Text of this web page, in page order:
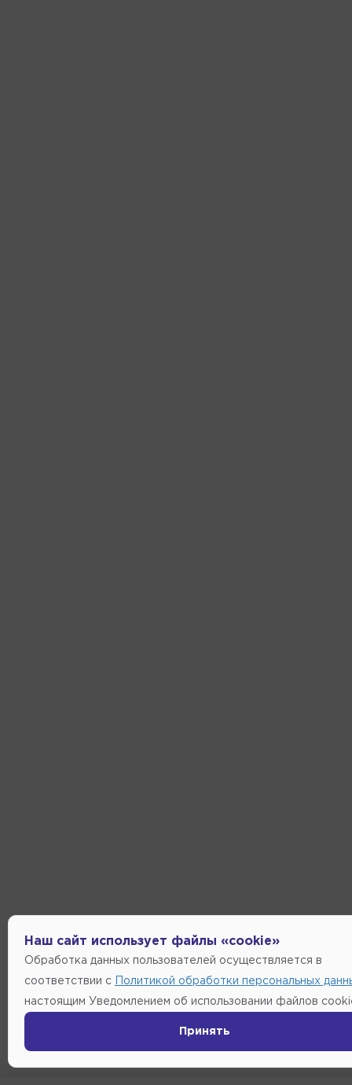
Наш сайт использует файлы «cookie»
Обработка данных пользователей осуществляется в
соответствии с Политикой обработки персональных
настоящим Уведомлением об использовании файлов
Принять